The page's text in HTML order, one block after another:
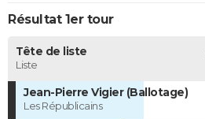
Résultat 1er tour
Tête de liste
Liste
Jean-Pierre Vigier (Ballotage)
Les Républicains